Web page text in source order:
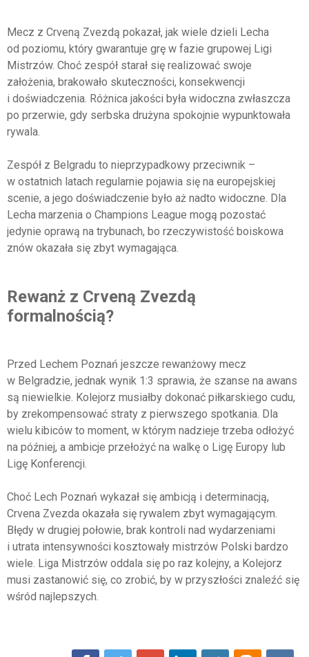
Mecz z Crveną Zvezdą pokazał, jak wiele dzieli Lecha
od poziomu, który gwarantuje grę w fazie grupowej Ligi
Mistrzów. Choć zespół starał się realizować swoje
założenia, brakowało skuteczności, konsekwencji
i doświadczenia. Różnica jakości była widoczna zwłaszcza
po przerwie, gdy serbska drużyna spokojnie wypunktowała
rywala.
Zespół z Belgradu to nieprzypadkowy przeciwnik –
w ostatnich latach regularnie pojawia się na europejskiej
scenie, a jego doświadczenie było aż nadto widoczne. Dla
Lecha marzenia o Champions League mogą pozostać
jedynie oprawą na trybunach, bo rzeczywistość boiskowa
znów okazała się zbyt wymagająca.
Rewanż z Crveną Zvezdą
formalnością?
Przed Lechem Poznań jeszcze rewanżowy mecz
w Belgradzie, jednak wynik 1:3 sprawia, że szanse na awans
są niewielkie. Kolejorz musiałby dokonać piłkarskiego cudu,
by zrekompensować straty z pierwszego spotkania. Dla
wielu kibiców to moment, w którym nadzieje trzeba odłożyć
na później, a ambicje przełożyć na walkę o Ligę Europy lub
Ligę Konferencji.
Choć Lech Poznań wykazał się ambicją i determinacją,
Crvena Zvezda okazała się rywalem zbyt wymagającym.
Błędy w drugiej połowie, brak kontroli nad wydarzeniami
i utrata intensywności kosztowały mistrzów Polski bardzo
wiele. Liga Mistrzów oddala się po raz kolejny, a Kolejorz
musi zastanowić się, co zrobić, by w przyszłości znaleźć się
wśród najlepszych.